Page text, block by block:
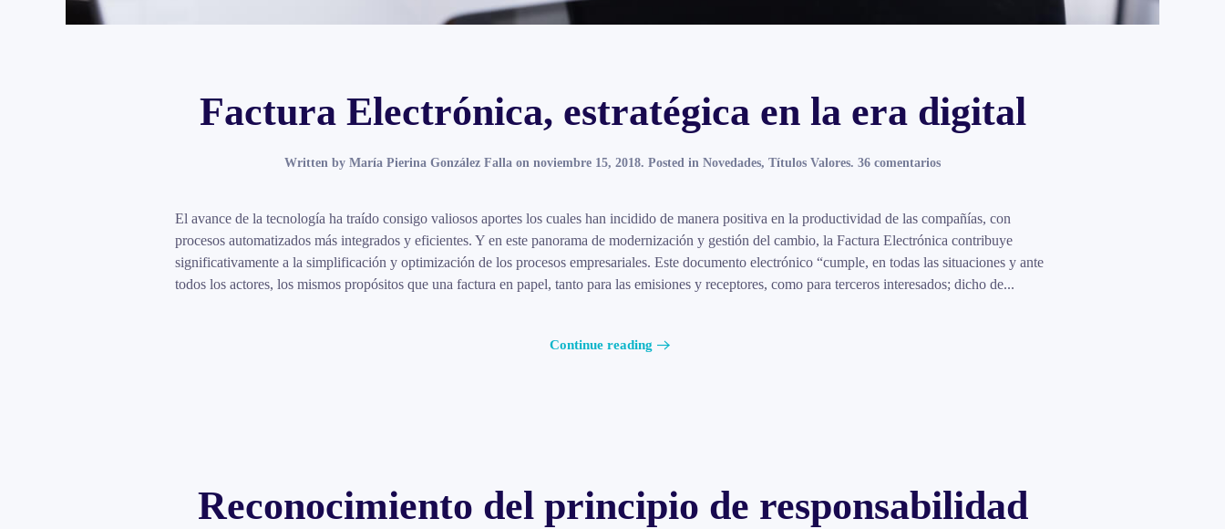
Factura Electrónica, estratégica en la era digital
Written by María Pierina González Falla on noviembre 15, 2018. Posted in Novedades, Títulos Valores. 36 comentariosen
estratégica
la
era
digital
El avance de la tecnología ha traído consigo valiosos aportes los cuales han incidido de manera positiva en la productividad de las compañías, con
procesos automatizados más integrados y eficientes. Y en este panorama de modernización y gestión del cambio, la Factura Electrónica contribuye
significativamente a la simplificación y optimización de los procesos empresariales. Este documento electrónico “cumple, en todas las situaciones y ante
todos los actores, los mismos propósitos que una factura en papel, tanto para las emisiones y receptores, como para terceros interesados; dicho de...
Continue reading
Reconocimiento del principio de responsabilidad